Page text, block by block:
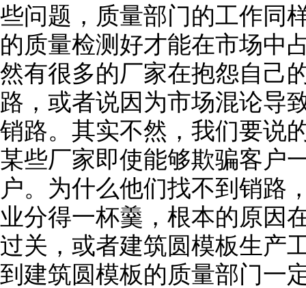
些问题，质量部门的工作同
的质量检测好才能在市场中
然有很多的厂家在抱怨自己
路，或者说因为市场混论导
销路。其实不然，我们要说
某些厂家即使能够欺骗客户
户。为什么他们找不到销路
业分得一杯羹，根本的原因
过关，或者建筑圆模板生产
到建筑圆模板的质量部门一